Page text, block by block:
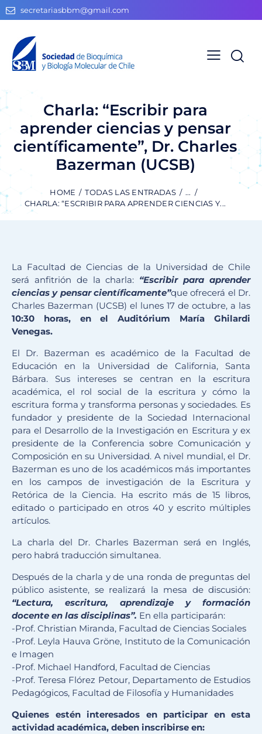
secretariasbbm@gmail.com
Charla: “Escribir para
aprender ciencias y pensar
científicamente”, Dr. Charles
Bazerman (UCSB)
HOME TODAS LAS ENTRADAS
...
CHARLA: “ESCRIBIR PARA APRENDER CIENCIAS Y...
La Facultad de Ciencias de la Universidad de Chile
será anfitrión de la charla: “Escribir para aprender
ciencias y pensar científicamente”que ofrecerá el Dr.
Charles Bazerman (UCSB) el lunes 17 de octubre, a las
10:30 horas, en el Auditórium María Ghilardi
Venegas.
El Dr. Bazerman es académico de la Facultad de
Educación en la Universidad de California, Santa
Bárbara. Sus intereses se centran en la escritura
académica, el rol social de la escritura y cómo la
escritura forma y transforma personas y sociedades. Es
fundador y presidente de la Sociedad Internacional
para el Desarrollo de la Investigación en Escritura y ex
presidente de la Conferencia sobre Comunicación y
Composición en su Universidad. A nivel mundial, el Dr.
Bazerman es uno de los académicos más importantes
en los campos de investigación de la Escritura y
Retórica de la Ciencia. Ha escrito más de 15 libros,
editado o participado en otros 40 y escrito múltiples
artículos.
La charla del Dr. Charles Bazerman será en Inglés,
pero habrá traducción simultanea.
Después de la charla y de una ronda de preguntas del
público asistente, se realizará la mesa de discusión:
“Lectura, escritura, aprendizaje y formación
docente en las disciplinas”. En ella participarán:
-Prof. Christian Miranda, Facultad de Ciencias Sociales
-Prof. Leyla Hauva Gröne, Instituto de la Comunicación
e Imagen
-Prof. Michael Handford, Facultad de Ciencias
-Prof. Teresa Flórez Petour, Departamento de Estudios
Pedagógicos, Facultad de Filosofía y Humanidades
Quienes estén interesados en participar en esta
actividad académica, deben inscribirse en: